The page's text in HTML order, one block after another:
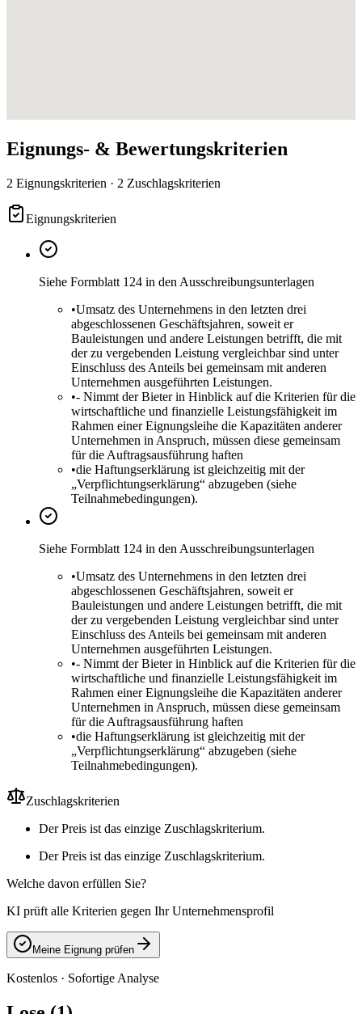
Eignungs- & Bewertungskriterien
2 Eignungskriterien · 2 Zuschlagskriterien
Eignungskriterien
Siehe Formblatt 124 in den Ausschreibungsunterlagen
•Umsatz des Unternehmens in den letzten drei
abgeschlossenen Geschäftsjahren, soweit er
Bauleistungen und andere Leistungen betrifft, die mit
der zu vergebenden Leistung vergleichbar sind unter
Einschluss des Anteils bei gemeinsam mit anderen
Unternehmen ausgeführten Leistungen.
•- Nimmt der Bieter in Hinblick auf die Kriterien für die
wirtschaftliche und finanzielle Leistungsfähigkeit im
Rahmen einer Eignungsleihe die Kapazitäten anderer
Unternehmen in Anspruch, müssen diese gemeinsam
für die Auftragsausführung haften
•die Haftungserklärung ist gleichzeitig mit der
„Verpflichtungserklärung“ abzugeben (siehe
Teilnahmebedingungen).
Siehe Formblatt 124 in den Ausschreibungsunterlagen
•Umsatz des Unternehmens in den letzten drei
abgeschlossenen Geschäftsjahren, soweit er
Bauleistungen und andere Leistungen betrifft, die mit
der zu vergebenden Leistung vergleichbar sind unter
Einschluss des Anteils bei gemeinsam mit anderen
Unternehmen ausgeführten Leistungen.
•- Nimmt der Bieter in Hinblick auf die Kriterien für die
wirtschaftliche und finanzielle Leistungsfähigkeit im
Rahmen einer Eignungsleihe die Kapazitäten anderer
Unternehmen in Anspruch, müssen diese gemeinsam
für die Auftragsausführung haften
•die Haftungserklärung ist gleichzeitig mit der
„Verpflichtungserklärung“ abzugeben (siehe
Teilnahmebedingungen).
Zuschlagskriterien
Der Preis ist das einzige Zuschlagskriterium.
Der Preis ist das einzige Zuschlagskriterium.
Welche davon erfüllen Sie?
KI prüft alle Kriterien gegen Ihr Unternehmensprofil
Meine Eignung prüfen
Kostenlos · Sofortige Analyse